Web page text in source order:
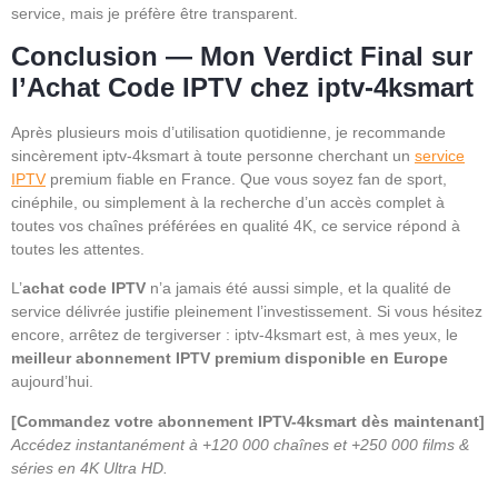
service, mais je préfère être transparent.
Conclusion — Mon Verdict Final sur
l’Achat Code IPTV chez iptv-4ksmart
Après plusieurs mois d’utilisation quotidienne, je recommande
sincèrement iptv-4ksmart à toute personne cherchant un service
IPTV premium fiable en France. Que vous soyez fan de sport,
cinéphile, ou simplement à la recherche d’un accès complet à
toutes vos chaînes préférées en qualité 4K, ce service répond à
toutes les attentes.
L’achat code IPTV n’a jamais été aussi simple, et la qualité de
service délivrée justifie pleinement l’investissement. Si vous hésitez
encore, arrêtez de tergiverser : iptv-4ksmart est, à mes yeux, le
meilleur abonnement IPTV premium disponible en Europe
aujourd’hui.
[Commandez votre abonnement IPTV-4ksmart dès maintenant]
Accédez instantanément à +120 000 chaînes et +250 000 films &
séries en 4K Ultra HD.